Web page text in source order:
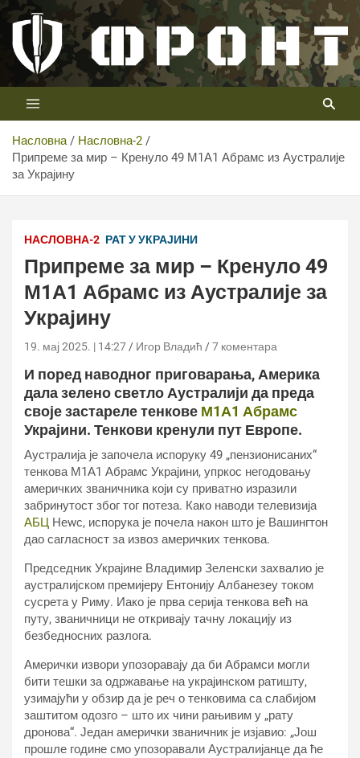
Скип
цонтент
Телевизија ФРОНТ
Први војни канал у Србији
Насловна
Насловна-2
Припреме за мир – Кренуло 49 М1А1 Абрамс из Аустралије
за Украјину
НАСЛОВНА-2 РАТ У УКРАЈИНИ
Припреме за мир – Кренуло 49
М1А1 Абрамс из Аустралије за
Украјину
19. мај 2025. | 14:27 Игор Владић 7 коментара
И поред наводног приговарања, Америка
дала зелено светло Аустралији да преда
своје застареле тенкове М1А1 Абрамс
Украјини. Тенкови кренули пут Европе.
Аустралија је започела испоруку 49 „пензионисаних“
тенкова М1А1 Абрамс Украјини, упркос негодовању
америчких званичника који су приватно изразили
забринутост због тог потеза. Како наводи телевизија
АБЦ Неwс, испорука је почела након што је Вашингтон
дао сагласност за извоз америчких тенкова.
Председник Украјине Владимир Зеленски захвалио је
аустралијском премијеру Ентонију Албанезеу током
сусрета у Риму. Иако је прва серија тенкова већ на
путу, званичници не откривају тачну локацију из
безбедносних разлога.
Амерички извори упозоравају да би Абрамси могли
бити тешки за одржавање на украјинском ратишту,
узимајући у обзир да је реч о тенковима са слабијом
заштитом одозго – што их чини рањивим у „рату
дронова“. Један амерички званичник је изјавио: „Још
прошле године смо упозоравали Аустралијанце да ће